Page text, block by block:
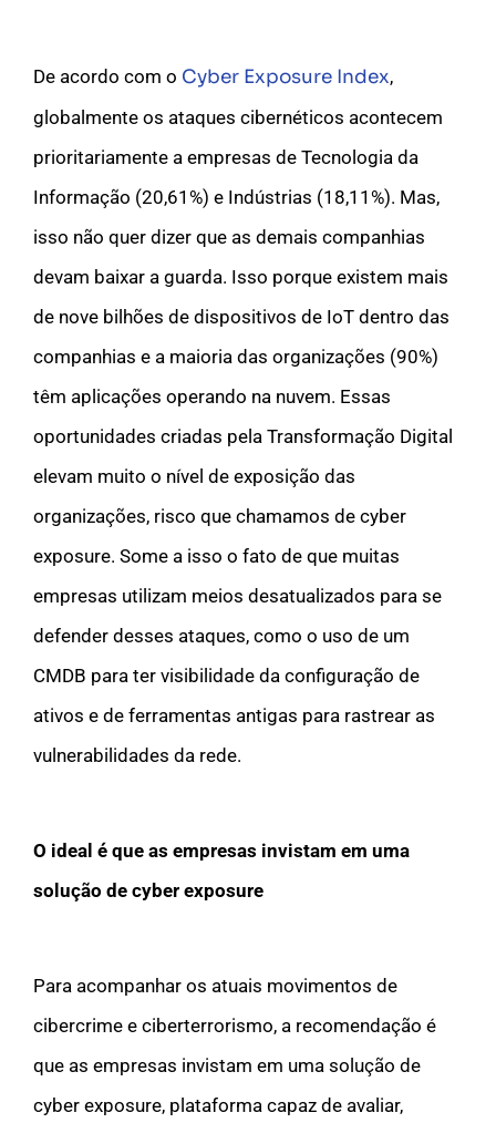
De acordo com o Cyber Exposure Index,
globalmente os ataques cibernéticos acontecem
prioritariamente a empresas de Tecnologia da
Informação (20,61%) e Indústrias (18,11%). Mas,
isso não quer dizer que as demais companhias
devam baixar a guarda. Isso porque existem mais
de nove bilhões de dispositivos de IoT dentro das
companhias e a maioria das organizações (90%)
têm aplicações operando na nuvem. Essas
oportunidades criadas pela Transformação Digital
elevam muito o nível de exposição das
organizações, risco que chamamos de cyber
exposure. Some a isso o fato de que muitas
empresas utilizam meios desatualizados para se
defender desses ataques, como o uso de um
CMDB para ter visibilidade da configuração de
ativos e de ferramentas antigas para rastrear as
vulnerabilidades da rede.
O ideal é que as empresas invistam em uma
solução de cyber exposure
Para acompanhar os atuais movimentos de
cibercrime e ciberterrorismo, a recomendação é
que as empresas invistam em uma solução de
cyber exposure, plataforma capaz de avaliar,